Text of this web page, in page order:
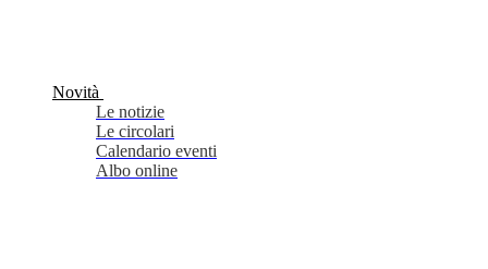
Novità
Le notizie
Le circolari
Calendario eventi
Albo online